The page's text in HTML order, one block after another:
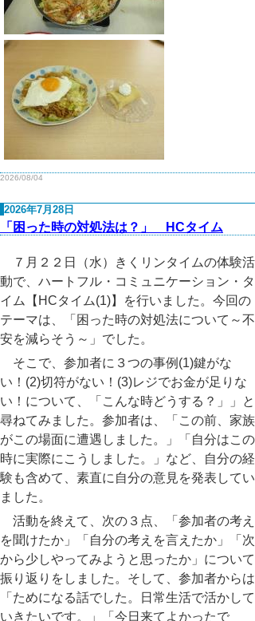
2026/08/04
2026年7月28日
「困った時の対処法は？」 HCタイム
７月２２日（水）きくリンタイムの体験活
動で、ハートフル・コミュニケーション・タ
イム【 HCタイム(1)】を行いました。今回の
テーマは、「困った時の対処法について～不
安を減らそう～」でした。
そこで、参加者に３つの事例(1)鍵がな
い！(2)切符がない！(3)レジでお金が足りな
い！について、「こんな時どうする？」」と
尋ねてみました。参加者は、「この前、家族
がこの場面に遭遇しました。」「自分はこの
時に実際にこうしました。」など、自分の経
験も含めて、素直に自分の意見を発表してい
ました。
活動を終えて、次の３点、「参加者の考え
を聞けたか」「自分の考えを言えたか」「次
から少しやってみようと思ったか」について
振り返りをしました。そして、参加者からは
「ためになる話でした。日常生活で活かして
いきたいです。」「今日来てよかったで